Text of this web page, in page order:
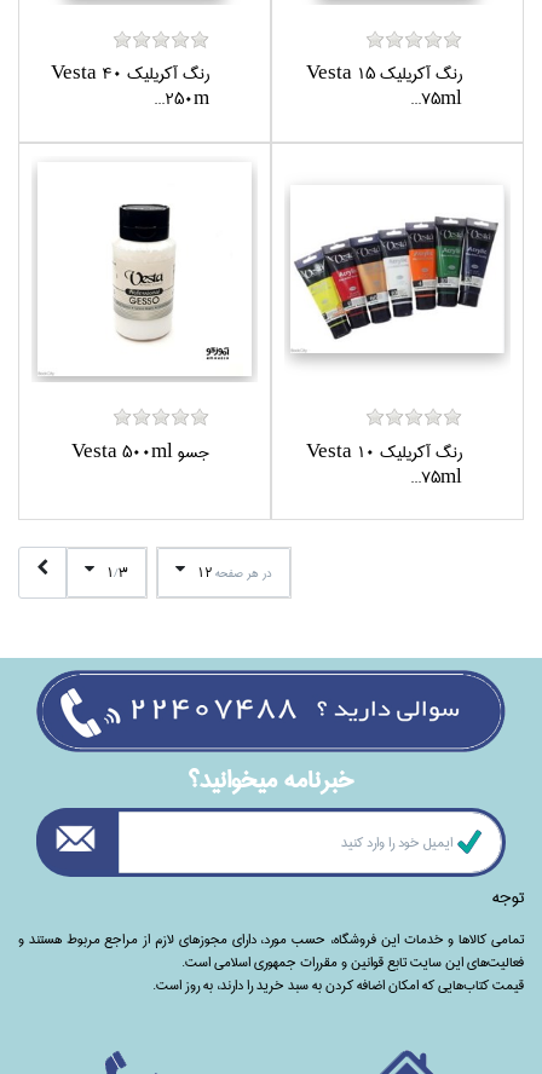
رنگ آكريليك Vesta 15
75ml...
رنگ آكريليك Vesta 40
250m...
رنگ آكريليك Vesta 10
75ml...
جسو Vesta 500ml
در هر صفحه12
1/3
خبرنامه ميخوانيد؟
توجه
تمامی‌ کالاها و خدمات این فروشگاه، حسب مورد،‌ دارای مجوزهای لازم از مراجع مربوط هستند ‌و‌‌
فعالیت‌های این سایت تابع قوانین و مقررات جمهوری اسلامی است.
قیمت کتاب‌هایی که امکان اضافه کردن به سبد خرید را دارند،‌ به روز است.